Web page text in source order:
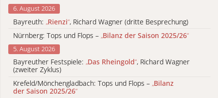
6. August 2026
Bayreuth: „Rienzi“, Richard Wagner (dritte Besprechung)
Nürnberg: Tops und Flops – „Bilanz der Saison 2025/26“
5. August 2026
Bayreuther Festspiele: „Das Rheingold“, Richard Wagner
(zweiter Zyklus)
Krefeld/Mönchengladbach: Tops und Flops – „Bilanz
der Saison 2025/26“